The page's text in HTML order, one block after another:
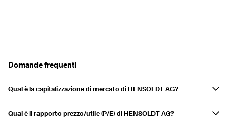
Domande frequenti
Qual è la capitalizzazione di mercato di HENSOLDT AG?
capitalizzazione di mercato è una misura del valore totale di mercato di
Qual è il rapporto prezzo/utile (P/E) di HENSOLDT AG?